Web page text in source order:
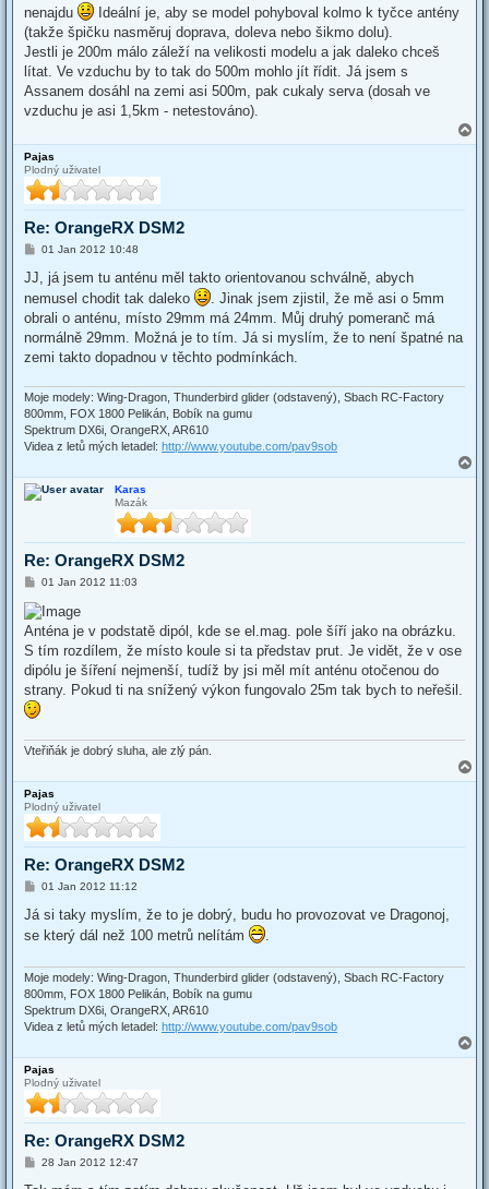
nenajdu
Ideální je, aby se model pohyboval kolmo k tyčce antény
(takže špičku nasměruj doprava, doleva nebo šikmo dolu).
Jestli je 200m málo záleží na velikosti modelu a jak daleko chceš
lítat. Ve vzduchu by to tak do 500m mohlo jít řídit. Já jsem s
Assanem dosáhl na zemi asi 500m, pak cukaly serva (dosah ve
vzduchu je asi 1,5km - netestováno).
o
Pajas
Plodný uživatel
Re: OrangeRX DSM2
P
s
01 Jan 2012 10:48
JJ, já jsem tu anténu měl takto orientovanou schválně, abych
nemusel chodit tak daleko
. Jinak jsem zjistil, že mě asi o 5mm
obrali o anténu, místo 29mm má 24mm. Můj druhý pomeranč má
normálně 29mm. Možná je to tím. Já si myslím, že to není špatné na
zemi takto dopadnou v těchto podmínkách.
Moje modely: Wing-Dragon, Thunderbird glider (odstavený), Sbach RC-Factory
800mm, FOX 1800 Pelikán, Bobík na gumu
Spektrum DX6i, OrangeRX, AR610
Videa z letů mých letadel: http://www.youtube.com/pav9sob
o
Karas
Mazák
Re: OrangeRX DSM2
P
s
t
01 Jan 2012 11:03
Anténa je v podstatě dipól, kde se el.mag. pole šíří jako na obrázku.
S tím rozdílem, že místo koule si ta představ prut. Je vidět, že v ose
dipólu je šíření nejmenší, tudíž by jsi měl mít anténu otočenou do
strany. Pokud ti na snížený výkon fungovalo 25m tak bych to neřešil.
Vteřiňák je dobrý sluha, ale zlý pán.
o
Pajas
Plodný uživatel
Re: OrangeRX DSM2
P
s
01 Jan 2012 11:12
Já si taky myslím, že to je dobrý, budu ho provozovat ve Dragonoj,
se který dál než 100 metrů nelítám
Moje modely: Wing-Dragon, Thunderbird glider (odstavený), Sbach RC-Factory
800mm, FOX 1800 Pelikán, Bobík na gumu
Spektrum DX6i, OrangeRX, AR610
Videa z letů mých letadel: http://www.youtube.com/pav9sob
o
Pajas
Plodný uživatel
Re: OrangeRX DSM2
P28 Jan 2012 12:47